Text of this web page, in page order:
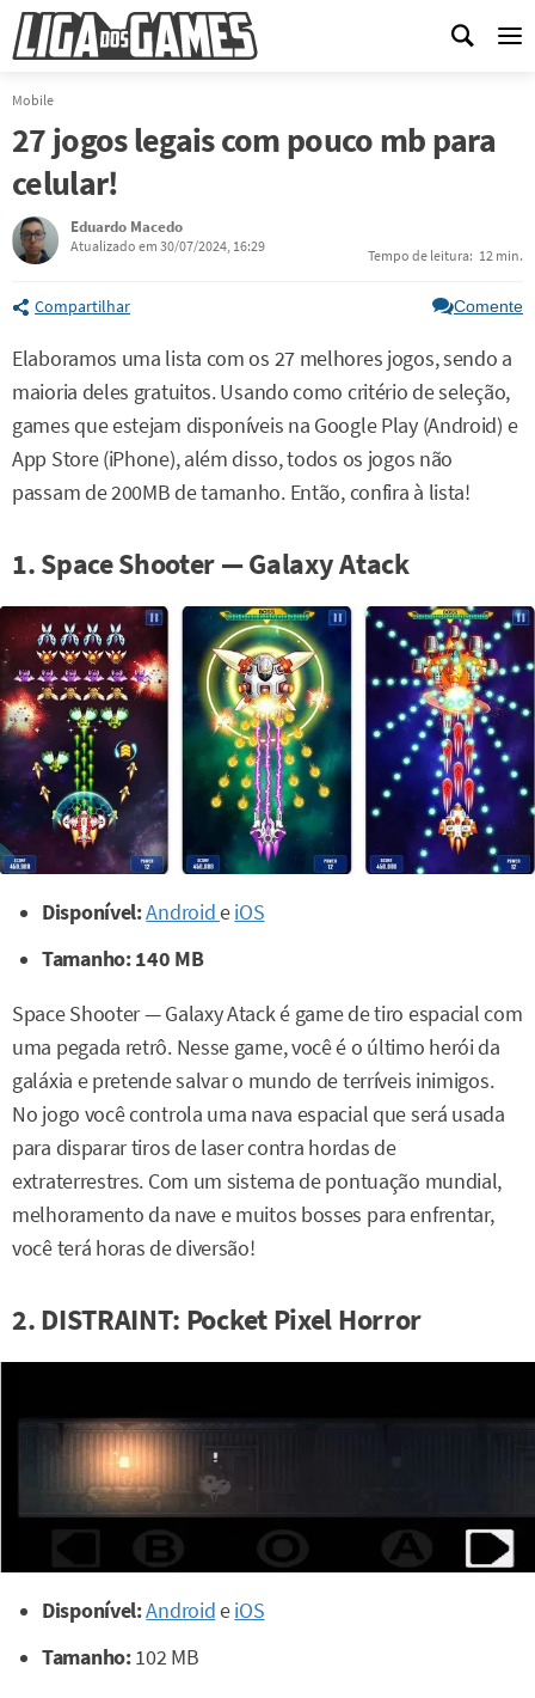
Mobile
27 jogos legais com pouco mb para
celular!
Eduardo Macedo
Atualizado em 30/07/2024, 16:29
Tempo de leitura: 12 min.
Compartilhar Comente
Elaboramos uma lista com os 27 melhores jogos, sendo a
maioria deles gratuitos. Usando como critério de seleção,
games que estejam disponíveis na Google Play (Android) e
App Store (iPhone), além disso, todos os jogos não
passam de 200MB de tamanho. Então, confira à lista!
1. Space Shooter — Galaxy Atack
Disponível:AndroideiOS
Tamanho: 140 MB
Space Shooter — Galaxy Atack é game de tiro espacial com
uma pegada retrô. Nesse game, você é o último herói da
galáxia e pretende salvar o mundo de terríveis inimigos.
No jogo você controla uma nava espacial que será usada
para disparar tiros de laser contra hordas de
extraterrestres. Com um sistema de pontuação mundial,
melhoramento da nave e muitos bosses para enfrentar,
você terá horas de diversão!
2. DISTRAINT: Pocket Pixel Horror
Disponível:AndroideiOS
Tamanho:102 MB